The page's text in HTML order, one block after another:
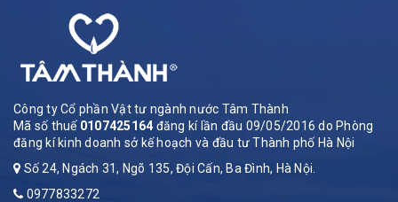
Công ty Cổ phần Vật tư ngành nước Tâm Thành
Mã số thuế 0107425164 đăng kí lần đầu 09/05/2016 do Phòng
đăng kí kinh doanh sở kế hoạch và đầu tư Thành phố Hà Nội
Số 24, Ngách 31, Ngõ 135, Đội Cấn, Ba Đình, Hà Nội.
0977833272